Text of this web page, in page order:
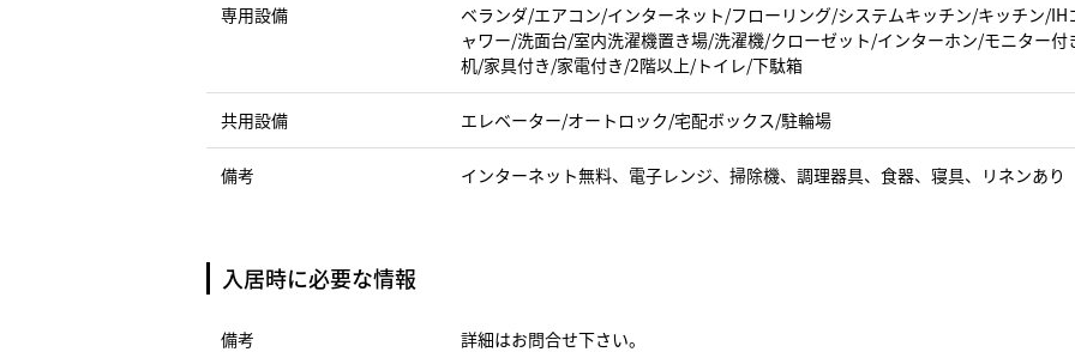
専用設備
ベランダ/エアコン/インターネット/フローリング/システムキッチン/キッチン/
ャワー/洗面台/室内洗濯機置き場/洗濯機/クローゼット/インターホン/モニター
机/家具付き/家電付き/2階以上/トイレ/下駄箱
共用設備 エレベーター/オートロック/宅配ボックス/駐輪場
備考 インターネット無料、電子レンジ、掃除機、調理器具、食器、寝具、リネンあり
入居時に必要な情報
備考 詳細はお問合せ下さい。